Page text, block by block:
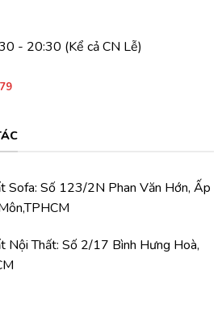
- 20:30 (Kể cả CN Lễ)
Sofa: Số 123/2N Phan Văn Hớn, Ấp
Nội Thất: Số 2/17 Bình Hưng Hoà,